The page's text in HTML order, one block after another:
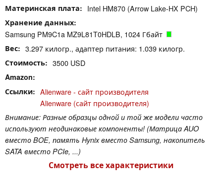
Материнская плата Intel HM870 (Arrow Lake-HX PCH)
Хранение данных
Samsung PM9C1a MZ9L81T0HDLB, 1024 Гбайт
Вес 3.297 килогр., адаптер питания: 1.039 килогр.
Стоимость 3500 USD
Amazon
Ссылки
Alienware - сайт производителя
Alienware (сайт производителя)
Внимание: Разные образцы одной и той же модели часто
используют неодинаковые компоненты! (Матрица AUO
вместо BOE, память Hynix вместо Samsung, накопитель
SATA вместо PCIe, ...)
Смотреть все характеристики